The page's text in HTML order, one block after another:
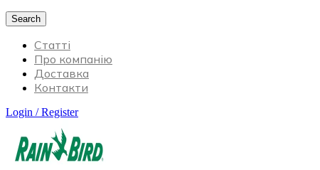
Search
Статті
Про компанію
Доставка
Контакти
Login / Register